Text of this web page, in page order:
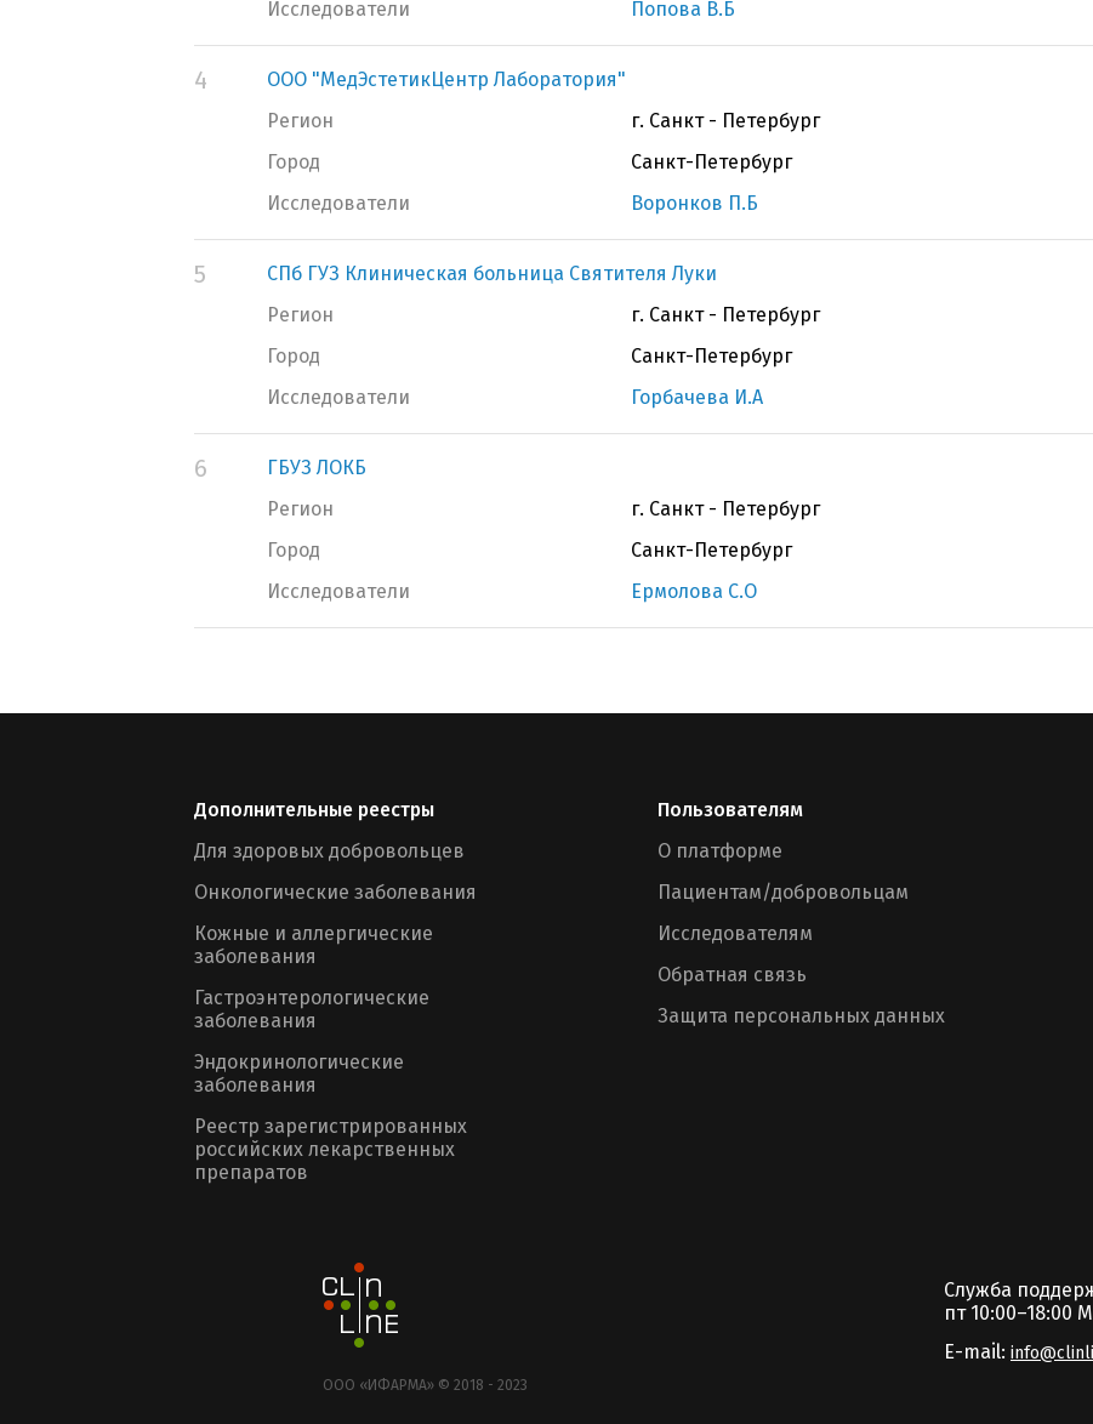
Исследователи
Попова В.Б
4
ООО "МедЭстетикЦентр Лаборатория"
Регион
г. Санкт - Петербург
Город
Санкт-Петербург
Исследователи
Воронков П.Б
5
СПб ГУЗ Клиническая больница Святителя Луки
Регион
г. Санкт - Петербург
Город
Санкт-Петербург
Исследователи
Горбачева И.А
6
ГБУЗ ЛОКБ
Регион
г. Санкт - Петербург
Город
Санкт-Петербург
Исследователи
Ермолова С.О
Дополнительные реестры
Для здоровых добровольцев
Онкологические заболевания
Кожные и аллергические
заболевания
Гастроэнтерологические
заболевания
Эндокринологические
заболевания
Реестр зарегистрированных
российских лекарственных
препаратов
Пользователям
О платформе
Пациентам/добровольцам
Исследователям
Обратная связь
Защита персональных данных
ООО «ИФАРМА» © 2018 - 2023
Служба
пт 10:00–18:00
E-mail: